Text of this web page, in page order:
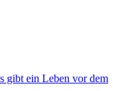
gibt ein Leben vor dem